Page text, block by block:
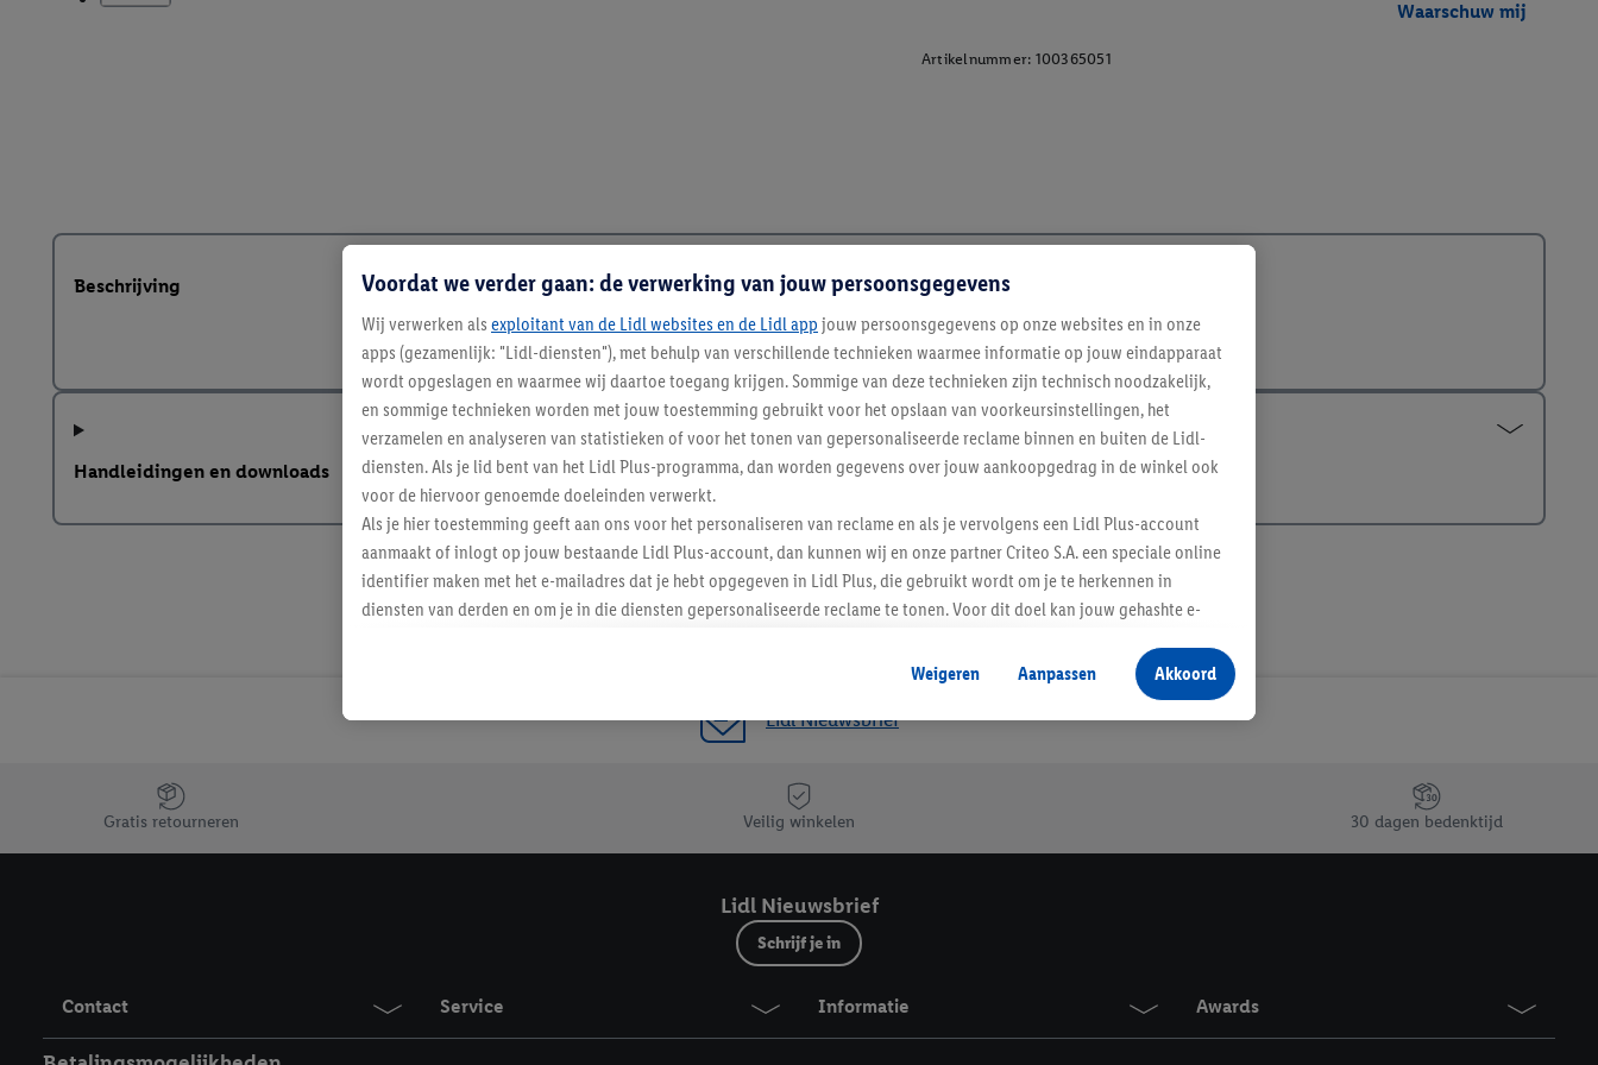
Waarschuw mij
Artikelnummer: 100365051
Beschrijving
Handleidingen en downloads
Lidl Nieuwsbrief
Jouw voordelen bij ons als Lidl webshop klant
Gratis retourneren Veilig winkelen 30 dagen bedenktijd
Lidl Nieuwsbrief
Schrijf je in
Contact Service Informatie Awards
Voordat we verder gaan: de verwerking van jouw persoonsgegevens
Wij verwerken als exploitant van de Lidl websites en de Lidl app jouw persoonsgegevens op onze websites en in onze
apps (gezamenlijk: "Lidl-diensten"), met behulp van verschillende technieken waarmee informatie op jouw eindapparaat
wordt opgeslagen en waarmee wij daartoe toegang krijgen. Sommige van deze technieken zijn technisch noodzakelijk,
en sommige technieken worden met jouw toestemming gebruikt voor het opslaan van voorkeursinstellingen, het
verzamelen en analyseren van statistieken of voor het tonen van gepersonaliseerde reclame binnen en buiten de Lidl-
diensten. Als je lid bent van het Lidl Plus-programma, dan worden gegevens over jouw aankoopgedrag in de winkel ook
voor de hiervoor genoemde doeleinden verwerkt.
Als je hier toestemming geeft aan ons voor het personaliseren van reclame en als je vervolgens een Lidl Plus-account
aanmaakt of inlogt op jouw bestaande Lidl Plus-account, dan kunnen wij en onze partner Criteo S.A. een speciale online
identifier maken met het e-mailadres dat je hebt opgegeven in Lidl Plus, die gebruikt wordt om je te herkennen in
diensten van derden en om je in die diensten gepersonaliseerde reclame te tonen. Voor dit doel kan jouw gehashte e-
Als je hiervoor toestemming geeft, dan kunnen retargeting advertenties worden weergegeven voor producten waarin je
eerder interesse hebt getoond (bijvoorbeeld door het product in een winkelmandje van een online winkel te plaatsen
Lidl-diensten worden weergegeven, als verschillende eindapparaten en Lidl-diensten, met behulp van jouw gehashte e-
mailadres en met eventuele andere identifiers of met identifiers waarover Criteo S.A. beschikt, aan jou kunnen worden
verwerkingsdoeleinden je instemt. Verder kan je er meer informatie vinden over de gegevensverwerking.
Door te klikken op "Weigeren", kies je voor de optie dat er enkel technisch noodzakelijke cookies en vergelijkbare
inclusief over de opslagperiode van de gegevens en je recht om jouw toestemming op elk gewenst moment in te
trekken, vind je in onzeprivacyverklaring.Je vindt de impressum voor de Lidl website hier.Klikhiervoor meer informatie
Weigeren Aanpassen Akkoord